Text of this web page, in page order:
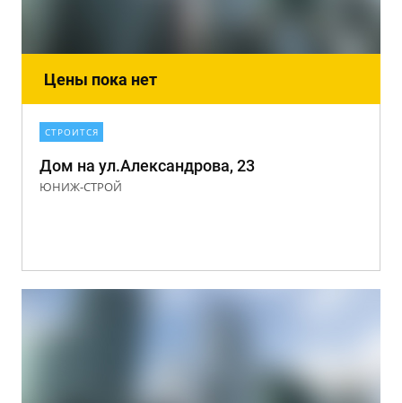
Цены пока нет
СТРОИТСЯ
Дом на ул.Александрова, 23
ЮНИЖ-СТРОЙ